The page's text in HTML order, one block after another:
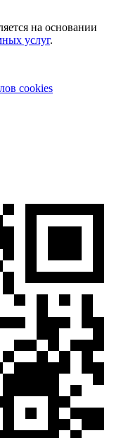
на основании
услуг.
cookies